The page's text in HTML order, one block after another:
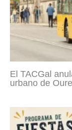
El TACGal
urbano de